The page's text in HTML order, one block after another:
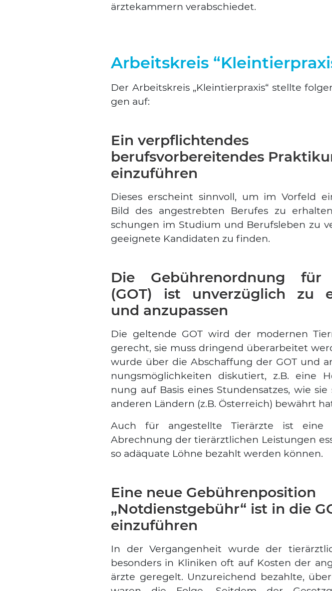
ärz­te­kam­mern ver­ab­schie­det.
Arbeitskreis
Der Arbeits­kreis „Klein­tier­pra­xis“ stell­te
gen auf:
Ein verpflichtendes
berufsvorbereitendes
einzuführen
Die­ses erscheint sinn­voll, um im Vor­feld
Bild des ange­streb­ten Beru­fes zu
schun­gen im Stu­di­um und Berufs­le­ben zu
geeig­ne­te Kan­di­da­ten zu fin­den.
Die Gebührenordnung für
(GOT) ist unverzüglich zu
und anzupassen
Die gel­ten­de GOT wird der moder­nen
gerecht, sie muss drin­gend über­ar­bei­tet
wur­de über die Abschaf­fung der GOT und
nungs­mög­lich­kei­ten dis­ku­tiert, z.B. eine
nung auf Basis eines Stun­den­sat­zes, wie
ande­ren Län­dern (z.B. Öster­reich) bewährt
Auch für ange­stell­te Tier­ärz­te ist eine
Abrech­nung der tier­ärzt­li­chen Leis­tun­gen
so adäqua­te Löh­ne bezahlt wer­den kön­nen.
Eine neue Gebührenposition
„Notdienstgebühr“ ist in die
einzuführen
In der Ver­gan­gen­heit wur­de der
beson­ders in Kli­ni­ken oft auf Kos­ten der
ärz­te gere­gelt. Unzu­rei­chend bezahl­te,